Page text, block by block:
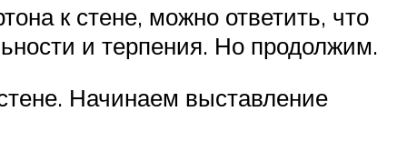
к стене, можно ответить, что
и терпения. Но продолжим.
Начинаем выставление